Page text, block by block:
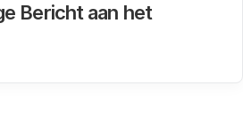
Bericht aan het